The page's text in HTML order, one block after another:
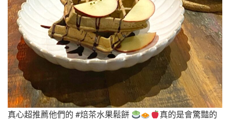
真心超推薦他們的 #焙茶水果鬆餅
真的是會驚豔的